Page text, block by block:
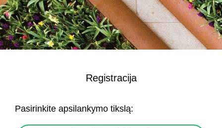
Registracija
Pasirinkite apsilankymo tikslą: